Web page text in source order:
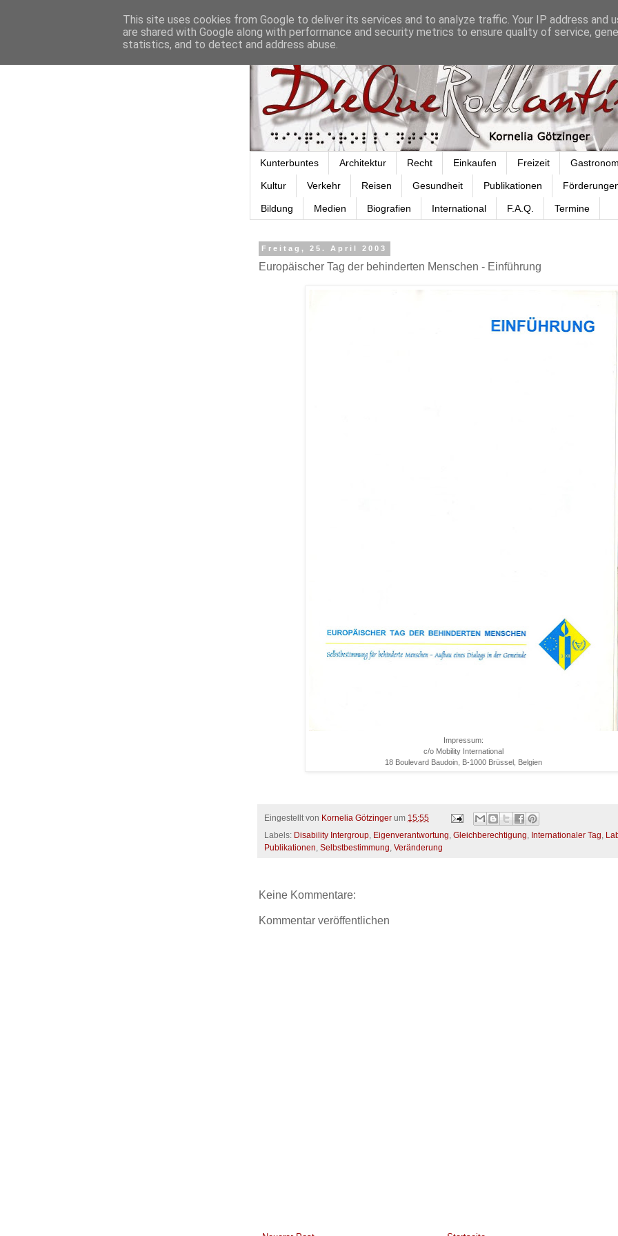
Kunterbuntes Architektur Recht Einkaufen Freizeit
Kultur Verkehr Reisen Gesundheit Publikationen
Bildung Medien Biografien International F.A.Q. Termine
Freitag, 25. April 2003
Europäischer Tag der behinderten Menschen - Einführung
Impressum:
c/o Mobility International
18 Boulevard Baudoin, B-1000 Brüssel, Belgien
Eingestellt von Kornelia Götzinger um 15:55
Labels: Disability Intergroup Eigenverantwortung Gleichberechtigung Internationaler Tag
Publikationen Selbstbestimmung Veränderung
Keine Kommentare:
Kommentar veröffentlichen
This site uses cookies from Google to deliver its services and to analyze traffic. Your IP address and
are shared with Google along with performance and security metrics to ensure quality of service,
statistics, and to detect and address abuse.